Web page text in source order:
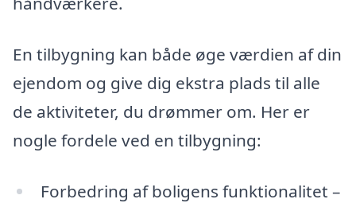
En tilbygning kan både øge værdien af din
ejendom og give dig ekstra plads til alle
de aktiviteter, du drømmer om. Her er
nogle fordele ved en tilbygning:
Forbedring af boligens funktionalitet –